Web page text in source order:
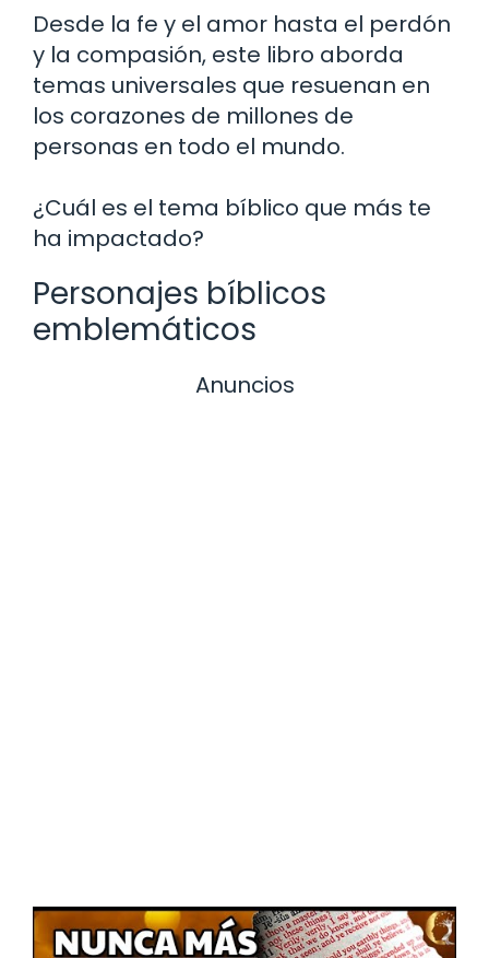
Desde la fe y el amor hasta el perdón
y la compasión, este libro aborda
temas universales que resuenan en
los corazones de millones de
personas en todo el mundo.
¿Cuál es el tema bíblico que más te
ha impactado?
Personajes bíblicos
emblemáticos
Anuncios